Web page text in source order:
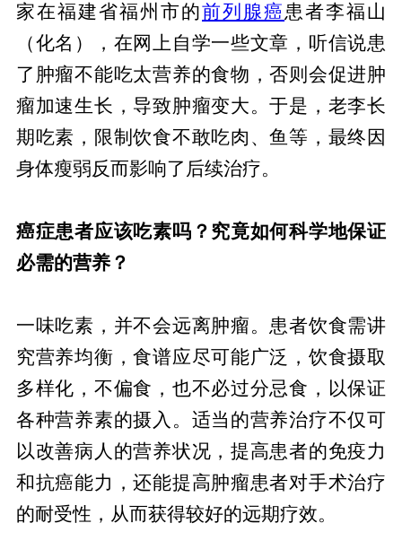
家在福建省福州市的前列腺癌患者李福山
（化名），在网上自学一些文章，听信说患
了肿瘤不能吃太营养的食物，否则会促进肿
瘤加速生长，导致肿瘤变大。于是，老李长
期吃素，限制饮食不敢吃肉、鱼等，最终因
身体瘦弱反而影响了后续治疗。
癌症患者应该吃素吗？究竟如何科学地保证
必需的营养？
一味吃素，并不会远离肿瘤。患者饮食需讲
究营养均衡，食谱应尽可能广泛，饮食摄取
多样化，不偏食，也不必过分忌食，以保证
各种营养素的摄入。适当的营养治疗不仅可
以改善病人的营养状况，提高患者的免疫力
和抗癌能力，还能提高肿瘤患者对手术治疗
的耐受性，从而获得较好的远期疗效。